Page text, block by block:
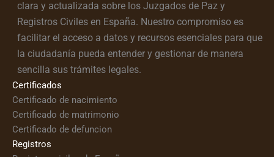
clara y actualizada sobre los Juzgados de Paz y
Registros Civiles en España. Nuestro compromiso es
facilitar el acceso a datos y recursos esenciales para que
la ciudadanía pueda entender y gestionar de manera
sencilla sus trámites legales.
Certificados
Certificado de nacimiento
Certificado de matrimonio
Certificado de defuncion
Registros